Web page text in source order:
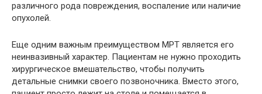
различного рода повреждения, воспаление или наличие
опухолей.
Еще одним важным преимуществом МРТ является его
неинвазивный характер. Пациентам не нужно проходить
хирургическое вмешательство, чтобы получить
детальные снимки своего позвоночника. Вместо этого,